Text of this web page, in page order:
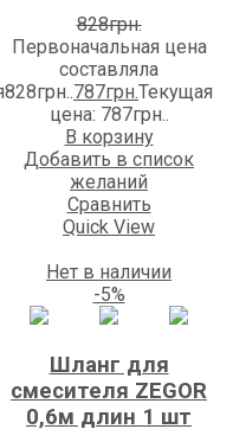
828грн.
Первоначальная цена
составляла
828грн..787грн.Текущая
цена: 787грн..
В корзину
Добавить в список
желаний
Сравнить
Quick View
Нет в наличии
-5%
Шланг для
смесителя ZEGOR
0,6м длин 1 шт